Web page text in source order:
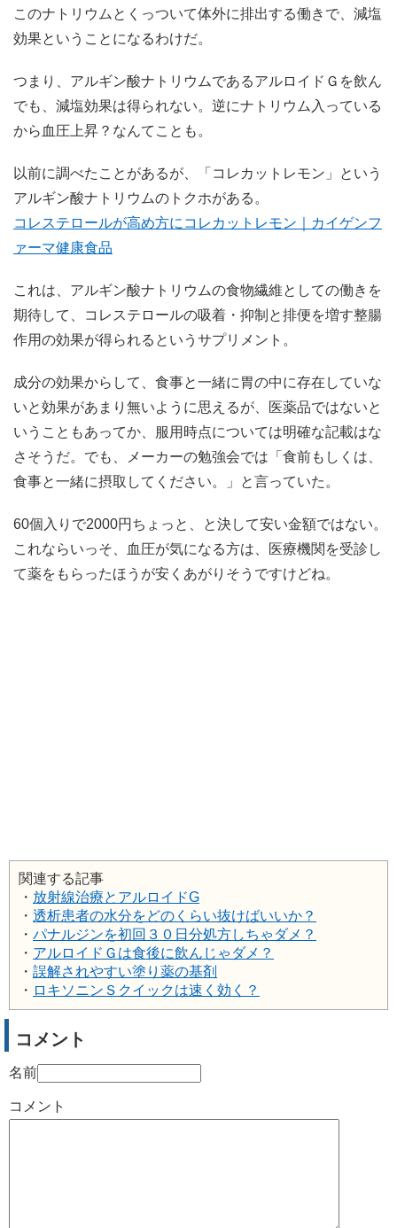
このナトリウムとくっついて体外に排出する働きで、減塩
効果ということになるわけだ。
つまり、アルギン酸ナトリウムであるアルロイドＧを飲ん
でも、減塩効果は得られない。逆にナトリウム入っている
から血圧上昇？なんてことも。
以前に調べたことがあるが、「コレカットレモン」という
アルギン酸ナトリウムのトクホがある。
コレステロールが高め方にコレカットレモン｜カイゲンフ
ァーマ健康食品
これは、アルギン酸ナトリウムの食物繊維としての働きを
期待して、コレステロールの吸着・抑制と排便を増す整腸
作用の効果が得られるというサプリメント。
成分の効果からして、食事と一緒に胃の中に存在していな
いと効果があまり無いように思えるが、医薬品ではないと
いうこともあってか、服用時点については明確な記載はな
さそうだ。でも、メーカーの勉強会では「食前もしくは、
食事と一緒に摂取してください。」と言っていた。
60個入りで2000円ちょっと、と決して安い金額ではない。
これならいっそ、血圧が気になる方は、医療機関を受診し
て薬をもらったほうが安くあがりそうですけどね。
関連する記事
・ 放射線治療とアルロイドG
・ 透析患者の水分をどのくらい抜けばいいか？
・ パナルジンを初回３０日分処方しちゃダメ？
・ アルロイドＧは食後に飲んじゃダメ？
・ 誤解されやすい塗り薬の基剤
・ ロキソニンＳクイックは速く効く？
コメント
名前
コメント